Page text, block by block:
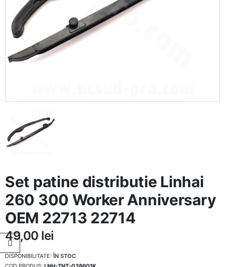
Set patine distributie Linhai
260 300 Worker Anniversary
OEM 22713 22714
49,00 lei
DISPONIBILITATE:ÎN STOC